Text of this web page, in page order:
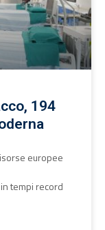
194
europee
tempi record